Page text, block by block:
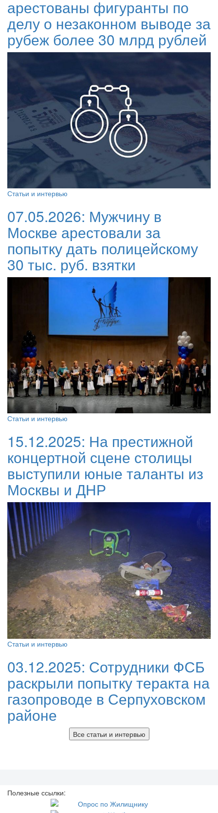
арестованы фигуранты по
делу о незаконном выводе за
рубеж более 30 млрд рублей
Статьи и интервью
07.05.2026: Мужчину в
Москве арестовали за
попытку дать полицейскому
30 тыс. руб. взятки
Статьи и интервью
15.12.2025: На престижной
концертной сцене столицы
выступили юные таланты из
Москвы и ДНР
Статьи и интервью
03.12.2025: Сотрудники ФСБ
раскрыли попытку теракта на
газопроводе в Серпуховском
районе
Все статьи и интервью
Полезные ссылки: